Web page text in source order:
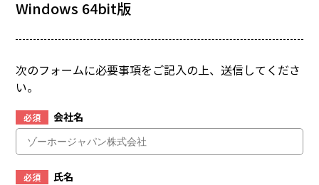
Windows 64bit版
次のフォームに必要事項をご記入の上、送信してくださ
い。
必須 会社名
必須 氏名